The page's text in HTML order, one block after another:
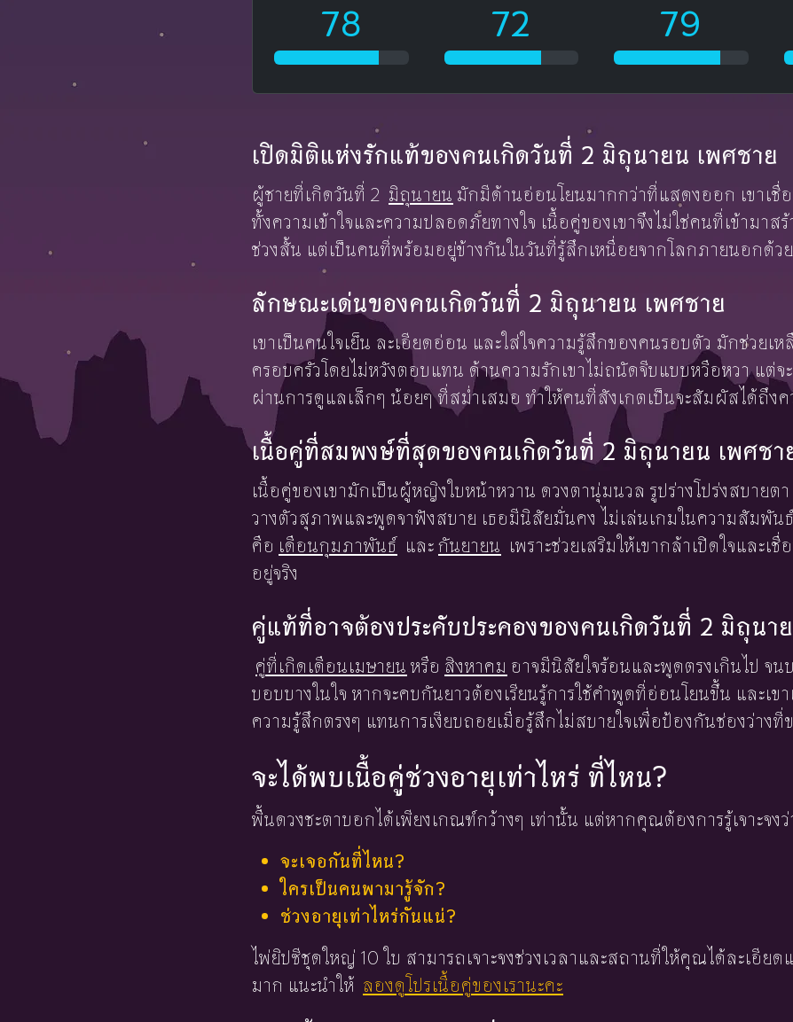
78 72 79
เปิดมิติแห่งรักแท้ของคนเกิดวันที่ 2 มิถุนายน เพศชาย
ผู้ชายที่เกิดวันที่ 2 มิถุนายน มักมีด้านอ่อนโยนมากกว่าที่แสดงออก เขาเชื่
ทั้งความเข้าใจและความปลอดภัยทางใจ เนื้อคู่ของเขาจึงไม่ใช่คนที่เข้ามาส
ช่วงสั้น แต่เป็นคนที่พร้อมอยู่ข้างกันในวันที่รู้สึกเหนื่อยจากโลกภายนอกด้วย
ลักษณะเด่นของคนเกิดวันที่ 2 มิถุนายน เพศชาย
เขาเป็นคนใจเย็น ละเอียดอ่อน และใส่ใจความรู้สึกของคนรอบตัว มักช่วยเ
ครอบครัวโดยไม่หวังตอบแทน ด้านความรักเขาไม่ถนัดจีบแบบหวือหวา แต่
ผ่านการดูแลเล็กๆ น้อยๆ ที่สม่ำเสมอ ทำให้คนที่สังเกตเป็นจะสัมผัสได้ถึงคว
เนื้อคู่ที่สมพงษ์ที่สุดของคนเกิดวันที่ 2 มิถุนายน เพศชา
เนื้อคู่ของเขามักเป็นผู้หญิงใบหน้าหวาน ดวงตานุ่มนวล รูปร่างโปร่งสบายต
วางตัวสุภาพและพูดจาฟังสบาย เธอมีนิสัยมั่นคง ไม่เล่นเกมในความสัมพั
คือ เดือนกุมภาพันธ์ และกันยายน เพราะช่วยเสริมให้เขากล้าเปิดใจและเ
อยู่จริง
คู่แท้ที่อาจต้องประคับประคองของคนเกิดวันที่ 2 มิถุนา
คู่ที่เกิดเดือนเมษายน หรือ สิงหาคม อาจมีนิสัยใจร้อนและพูดตรงเกินไป จน
บอบบางในใจ หากจะคบกันยาวต้องเรียนรู้การใช้คำพูดที่อ่อนโยนขึ้น และเข
ความรู้สึกตรงๆ แทนการเงียบถอยเมื่อรู้สึกไม่สบายใจเพื่อป้องกันช่องว่างที่
จะได้พบเนื้อคู่ช่วงอายุเท่าไหร่ ที่ไหน?
พื้นดวงชะตาบอกได้เพียงเกณฑ์กว้างๆ เท่านั้น แต่หากคุณต้องการรู้เจาะจงว่
จะเจอกันที่ไหน?
ใครเป็นคนพามารู้จัก?
ช่วงอายุเท่าไหร่กันแน่?
ไพ่ยิปซีชุดใหญ่ 10 ใบ สามารถเจาะจงช่วงเวลาและสถานที่ให้คุณได้ละเอีย
มาก แนะนำให้ ลองดูโปรเนื้อคู่ของเรานะคะ